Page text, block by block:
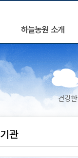
하늘농원 소개
건강
관